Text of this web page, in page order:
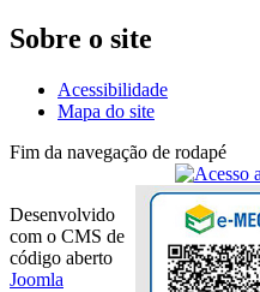
Sobre o site
Acessibilidade
Mapa do site
Fim da navegação de rodapé
Desenvolvido
com o CMS de
código aberto
Joomla